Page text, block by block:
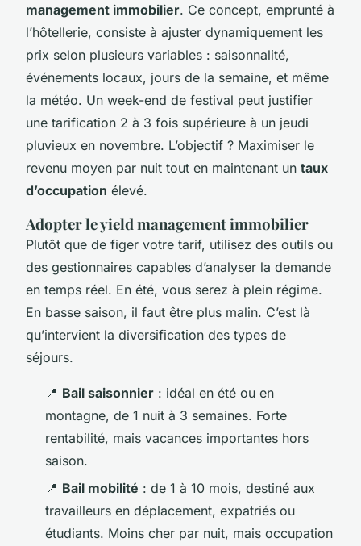
management immobilier. Ce concept, emprunté à
l’hôtellerie, consiste à ajuster dynamiquement les
prix selon plusieurs variables : saisonnalité,
événements locaux, jours de la semaine, et même
la météo. Un week-end de festival peut justifier
une tarification 2 à 3 fois supérieure à un jeudi
pluvieux en novembre. L’objectif ? Maximiser le
revenu moyen par nuit tout en maintenant un taux
d’occupation élevé.
Adopter le yield management immobilier
Plutôt que de figer votre tarif, utilisez des outils ou
des gestionnaires capables d’analyser la demande
en temps réel. En été, vous serez à plein régime.
En basse saison, il faut être plus malin. C’est là
qu’intervient la diversification des types de
séjours.
📍 Bail saisonnier : idéal en été ou en
montagne, de 1 nuit à 3 semaines. Forte
rentabilité, mais vacances importantes hors
saison.
📍 Bail mobilité : de 1 à 10 mois, destiné aux
travailleurs en déplacement, expatriés ou
étudiants. Moins cher par nuit, mais occupation